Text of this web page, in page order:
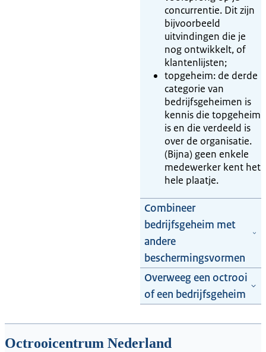
concurrentie. Dit zijn
bijvoorbeeld
uitvindingen die je
nog ontwikkelt, of
klantenlijsten;
topgeheim: de derde
categorie van
bedrijfsgeheimen is
kennis die topgeheim
is en die verdeeld is
over de organisatie.
(Bijna) geen enkele
medewerker kent het
hele plaatje.
Combineer
bedrijfsgeheim met
andere
beschermingsvormen
Overweeg een octrooi
of een bedrijfsgeheim
Octrooicentrum Nederland